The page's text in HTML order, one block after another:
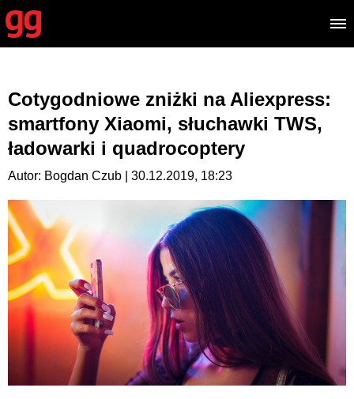
Cotygodniowe zniżki na Aliexpress:
smartfony Xiaomi, słuchawki TWS,
ładowarki i quadrocoptery
Autor: Bogdan Czub | 30.12.2019, 18:23